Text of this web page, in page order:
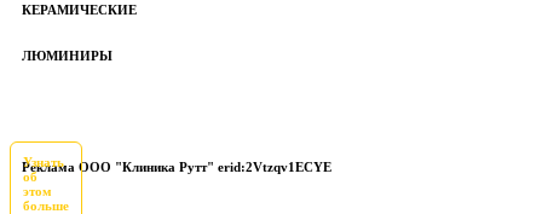
КЕРАМИЧЕСКИЕ
ЛЮМИНИРЫ
Реклама ООО "Клиника Рутт" erid:2Vtzqv1ECYE
Узнать
об
этом
больше